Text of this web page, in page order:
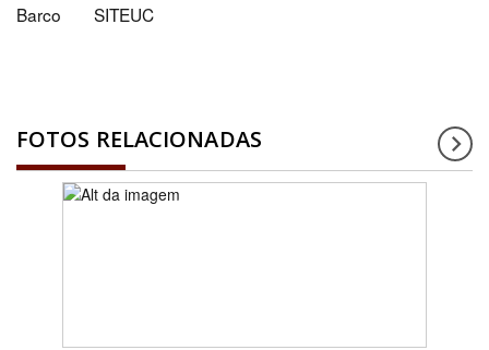
Barco SITEUC
FOTOS RELACIONADAS